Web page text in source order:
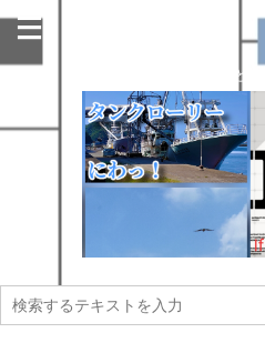
今日も名古屋の街のど